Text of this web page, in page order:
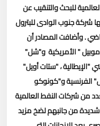
العالمية للبحث والتنقيب عن
شركة جنوب الوادى للبترول
وأضافت المصادر أن
" الأمريكية و"شل"
"الإيطالية ، "ستات أويل"
الفرنسية و"كونوكو
من شركات النفط العالمية
شديدة من جانبهم لضخ مزيد